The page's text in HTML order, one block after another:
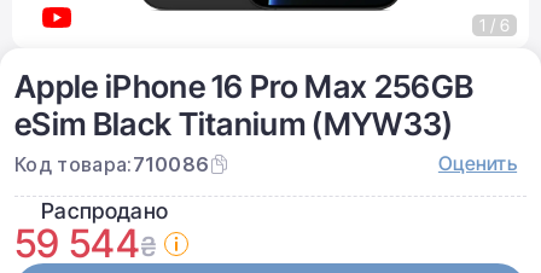
Apple iPhone 16 Pro Max 256GB
eSim Black Titanium (MYW33)
Код товара:710086 Оценить
Распродано
59 544₴
1 / 6